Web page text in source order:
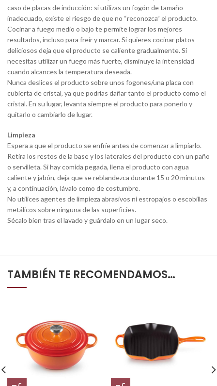
caso de placas de inducción: si utilizas un fogón de tamaño
inadecuado, existe el riesgo de que no “reconozca” el producto.
Cocinar a fuego medio o bajo te permite lograr los mejores
resultados, incluso para freír y marcar. Si quieres cocinar platos
deliciosos deja que el producto se caliente gradualmente. Si
necesitas utilizar un fuego más fuerte, disminuye la intensidad
cuando alcances la temperatura deseada.
Nunca deslices el producto sobre unos fogones/una placa con
cubierta de cristal, ya que podrías dañar tanto el producto como el
cristal. En su lugar, levanta siempre el producto para ponerlo y
quitarlo o cambiarlo de lugar.
Limpieza
Espera a que el producto se enfríe antes de comenzar a limpiarlo.
Retira los restos de la base y los laterales del producto con un paño
o servilleta. Si hay comida pegada, llena el producto con agua
caliente y jabón, deja que se reblandezca durante 15 o 20 minutos
y, a continuación, lávalo como de costumbre.
No utilices agentes de limpieza abrasivos ni estropajos o escobillas
metálicos sobre ninguna de las superficies.
Sécalo bien tras el lavado y guárdalo en un lugar seco.
TAMBIÉN TE RECOMENDAMOS…